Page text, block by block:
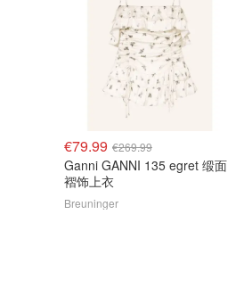
€79.99 €269.99
Ganni GANNI 135 egret 缎面
褶饰上衣
Breuninger